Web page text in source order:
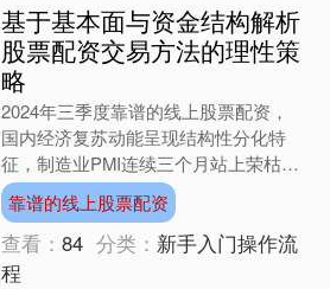
基于基本面与资金结构解析
股票配资交易方法的理性策
略
2024年三季度靠谱的线上股票配资，
国内经济复苏动能呈现结构性分化特
征，制造业PMI连续三个月站上荣枯
线，但消费端修复仍显疲态。在此背景
下，A股市场呈现"结构性....
靠谱的线上股票配资
查看：84 分类： 新手入门操作流
程